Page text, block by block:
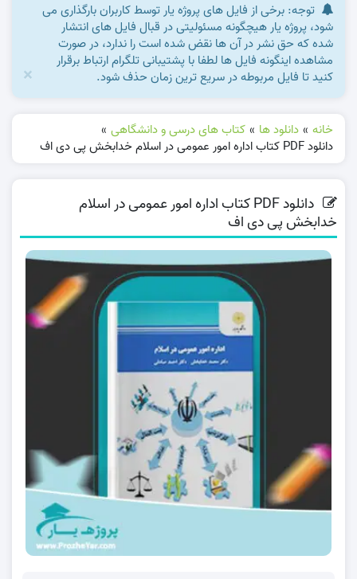
توجه: برخی از فایل های پروژه یار توسط کاربران بارگذاری می
شود، پروژه یار هیچگونه مسئولیتی در قبال فایل های انتشار
شده که حق نشر در آن ها نقض شده است را ندارد، در صورت
مشاهده اینگونه فایل ها لطفا با پشتیبانی تلگرام ارتباط برقرار
کنید تا فایل مربوطه در سریع ترین زمان حذف شود.
×
خانه » دانلود ها » کتاب های درسی و دانشگاهی »
دانلود PDF کتاب اداره امور عمومی در اسلام خدابخش پی دی اف
دانلود PDF کتاب اداره امور عمومی در اسلام
خدابخش پی دی اف